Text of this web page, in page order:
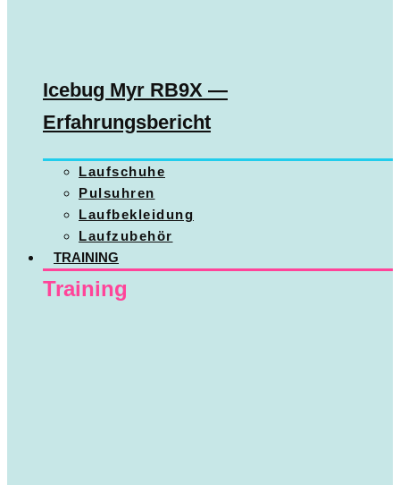
Icebug Myr RB9X —
Erfahrungsbericht
Laufschuhe
Pulsuhren
Laufbekleidung
Laufzubehör
TRAINING
Training